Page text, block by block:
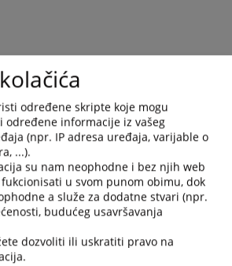
se sudije:
odjeljenja,
određene skripte koje mogu
informacije iz vašeg
(npr. IP adresa uređaja, varijable o
...).
su nam neophodne i bez njih web
u svom punom obimu, dok
a služe za dodatne stvari (npr.
budućeg usavršavanja
dozvoliti ili uskratiti pravo na